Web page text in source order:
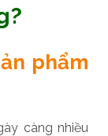
phẩm
càng nhiều